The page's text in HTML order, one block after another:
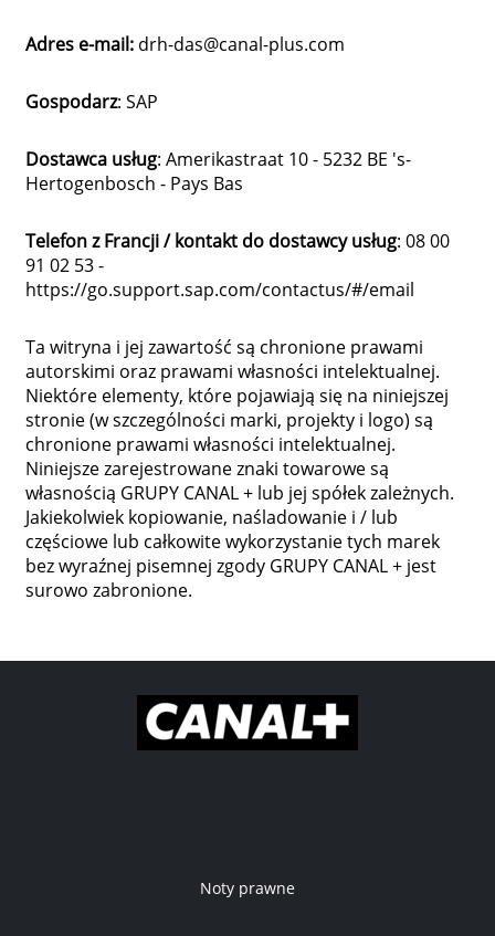
Adres e-mail: drh-das@canal-plus.com
Gospodarz: SAP
Dostawca usług: Amerikastraat 10 - 5232 BE 's-
Hertogenbosch - Pays Bas
Telefon z Francji / kontakt do dostawcy usług: 08 00
91 02 53 -
https://go.support.sap.com/contactus/#/email
Ta witryna i jej zawartość są chronione prawami
autorskimi oraz prawami własności intelektualnej.
Niektóre elementy, które pojawiają się na niniejszej
stronie (w szczególności marki, projekty i logo) są
chronione prawami własności intelektualnej.
Niniejsze zarejestrowane znaki towarowe są
własnością GRUPY CANAL + lub jej spółek zależnych.
Jakiekolwiek kopiowanie, naśladowanie i / lub
częściowe lub całkowite wykorzystanie tych marek
bez wyraźnej pisemnej zgody GRUPY CANAL + jest
surowo zabronione.
Noty prawne